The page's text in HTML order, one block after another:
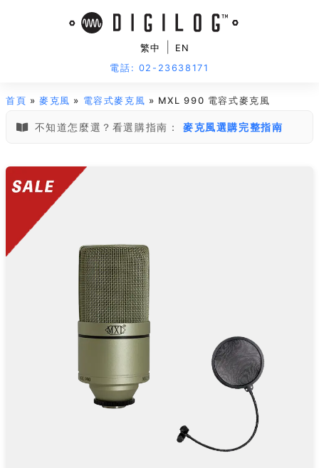
繁中
EN
電話: 02-23638171
首頁 »麥克風 » 電容式麥克風 » MXL 990 電容式麥克風
不知道怎麼選？看選購指南： 麥克風選購完整指南